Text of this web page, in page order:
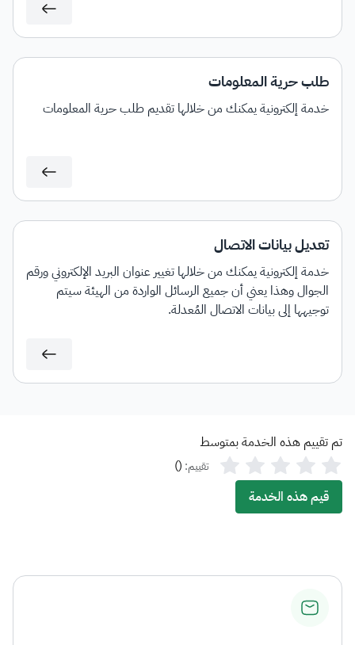
طلب حرية المعلومات
خدمة إلكترونية يمكنك من خلالها تقديم طلب حرية المعلومات
تعديل بيانات الاتصال
خدمة إلكترونية يمكنك من خلالها تغيير عنوان البريد الإلكتروني ورقم
الجوال وهذا يعني أن جميع الرسائل الواردة من الهيئة سيتم
توجيهها إلى بيانات الاتصال المُعدلة.
تم تقييم هذه الخدمة بمتوسط
تقييم: (
)
قيم هذه الخدمة